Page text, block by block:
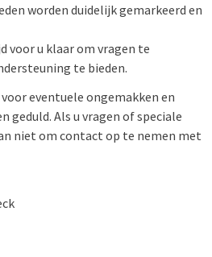
worden duidelijk gemarkeerd en
voor u klaar om vragen te
te bieden.
eventuele ongemakken en
geduld. Als u vragen of speciale
niet om contact op te nemen met